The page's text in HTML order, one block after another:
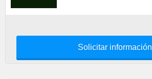
Solicitar información